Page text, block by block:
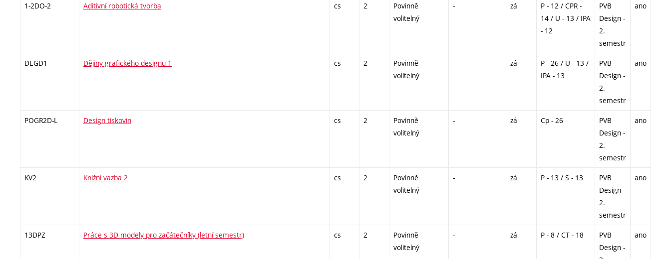
1-2DO-2 Aditivní robotická tvorba cs 2
Povinně
volitelný
- zá
P - 12 / CPR -
14 / U - 13 / IPA
- 12
PVB
Design -
2.
semestr
ano
DEGD1 Dějiny grafického designu 1 cs 2
Povinně
volitelný
- zá
P - 26 / U - 13 /
IPA - 13
PVB
Design -
2.
semestr
ano
POGR2D-L Design tiskovin cs 2
Povinně
volitelný
- zá Cp - 26
PVB
Design -
2.
semestr
ano
KV2 Knižní vazba 2 cs 2
Povinně
volitelný
- zá P - 13 / S - 13
PVB
Design -
2.
semestr
ano
13DPZ Práce s 3D modely pro začátečníky (letní semestr) cs 2
Povinně
volitelný
- zá P - 8 / CT - 18
PVB
Design -
ano